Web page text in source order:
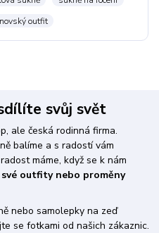
outfit
svůj svět
ale česká rodinná firma.
balíme a s radostí vám
máme, když se k nám
outfity nebo proměny
nebo samolepky na zeď
se fotkami od našich zákaznic.